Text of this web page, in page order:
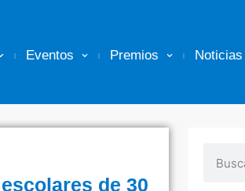
Eventos Premios Noticias
de 30